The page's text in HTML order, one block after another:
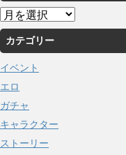
ア
ー
カ
イ
ブ
カテゴリー
イベント
エロ
ガチャ
キャラクター
ストーリー